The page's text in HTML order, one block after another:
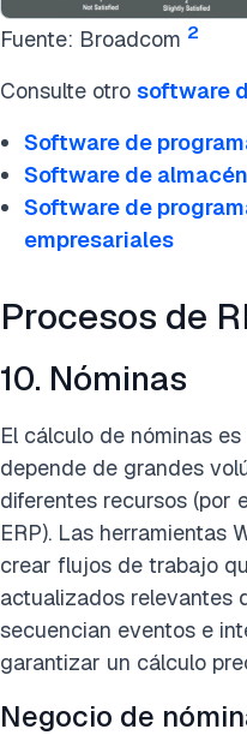
Fuente: Broadcom 2
Consulte otro software
Software de
Software de
Software de
empresariales
Procesos de
10. Nóminas
El cálculo de nóminas
depende de grandes
diferentes recursos (por
ERP). Las herramientas
crear flujos de trabajo
actualizados relevantes
secuencian eventos e
garantizar un cálculo
Negocio de